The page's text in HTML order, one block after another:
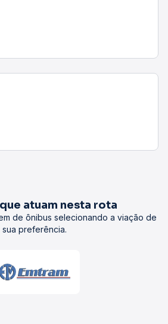
atuam nesta rota
de ônibus selecionando a viação de
sua preferência.